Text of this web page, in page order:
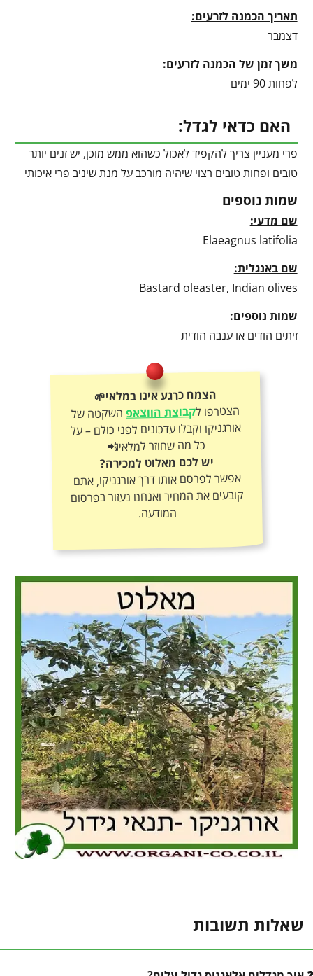
תאריך הכמנה לזרעים:
דצמבר
משך זמן של הכמנה לזרעים:
לפחות 90 ימים
האם כדאי לגדל:
פרי מעניין צריך להקפיד לאכול כשהוא ממש מוכן, יש זנים יותר
טובים ופחות טובים רצוי שיהיה מורכב על מנת שיניב פרי איכותי
שמות נוספים
שם מדעי:
Elaeagnus latifolia
שם באנגלית:
Bastard oleaster, Indian olives
שמות נוספים:
זיתים הודים או ענבה הודית
הצמח כרגע אינו במלאי🌱
הצטרפו לקבוצת הווצאפהשקטה של
אורגניקו וקבלו עדכונים לפני כולם – על
כל מה שחוזר למלאי📲
יש לכם מאלוט למכירה?
אפשר לפרסם אותו דרך אורגניקו, אתם
קובעים את המחיר ואנחנו נעזור בפרסום
המודעה.
שאלות תשובות